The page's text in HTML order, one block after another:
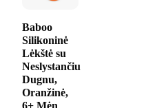
Baboo
Silikoninė
Lėkštė su
Neslystančiu
Dugnu,
Oranžinė,